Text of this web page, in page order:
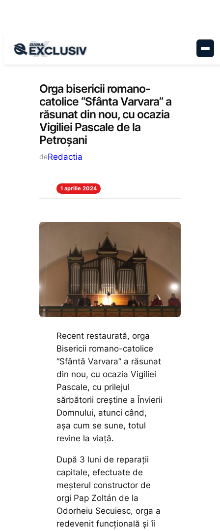
Cultură, Stiri la zi
Orga bisericii romano-
catolice “Sfânta Varvara” a
răsunat din nou, cu ocazia
Vigiliei Pascale de la
Petroșani
deRedactia
1 aprilie 2024
Recent restaurată, orga
Bisericii romano-catolice
“Sfântă Varvara” a răsunat
din nou, cu ocazia Vigiliei
Pascale, cu prilejul
sărbătorii creștine a Învierii
Domnului, atunci când,
așa cum se sune, totul
revine la viață.
După 3 luni de reparații
capitale, efectuate de
meșterul constructor de
orgi Pap Zoltán de la
Odorheiu Secuiesc, orga a
redevenit funcțională și îi